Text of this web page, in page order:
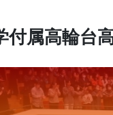
付属高輪台